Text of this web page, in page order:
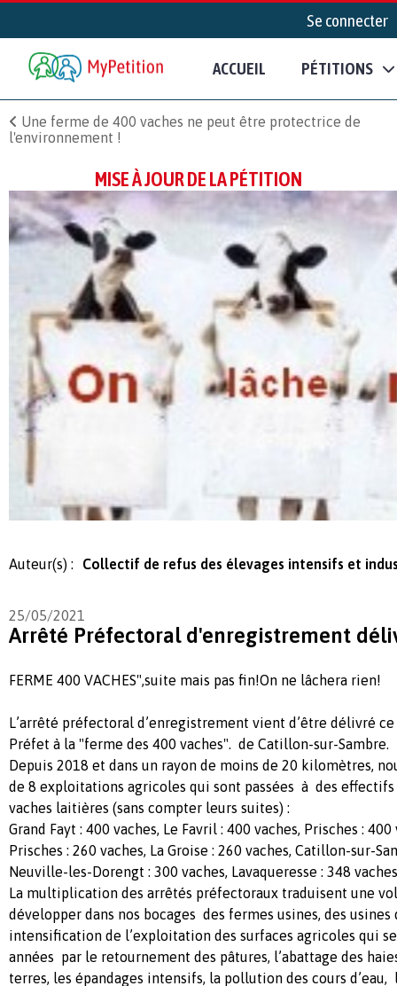
Se connecter
ACCUEIL PÉTITIONS
Une ferme de 400 vaches ne peut être protectrice de
l'environnement !
MISE À JOUR DE LA PÉTITION
Auteur(s) : Collectif de refus des élevages intensifs et
25/05/2021
Arrêté Préfectoral d'enregistrement
FERME 400 VACHES",suite mais pas fin!On ne lâchera rien!
L’arrêté préfectoral d’enregistrement vient d’être délivré
Préfet à la "ferme des 400 vaches". de Catillon-sur-Sambre.
Depuis 2018 et dans un rayon de moins de 20 kilomètres,
de 8 exploitations agricoles qui sont passées à des effectifs
vaches laitières (sans compter leurs suites) :
Grand Fayt : 400 vaches, Le Favril : 400 vaches, Prisches :
Prisches : 260 vaches, La Groise : 260 vaches, Catillon-sur-
Neuville-les-Dorengt : 300 vaches, Lavaqueresse :
La multiplication des arrêtés préfectoraux traduisent une
développer dans nos bocages des fermes usines, des
intensification de l’exploitation des surfaces agricoles qui
années par le retournement des pâtures, l’abattage des
terres, les épandages intensifs, la pollution des cours